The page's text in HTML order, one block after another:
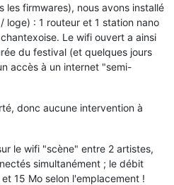
les firmwares), nous avons installé
loge) : 1 routeur et 1 station nano
Le wifi ouvert a ainsi
du festival (et quelques jours
accès à un internet "semi-
donc aucune intervention à
le wifi "scène" entre 2 artistes,
simultanément ; le débit
15 Mo selon l'emplacement !